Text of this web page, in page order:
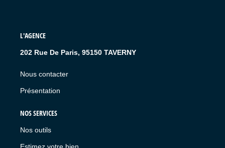
L'AGENCE
202 Rue De Paris, 95150 TAVERNY
Nous contacter
Présentation
NOS SERVICES
Nos outils